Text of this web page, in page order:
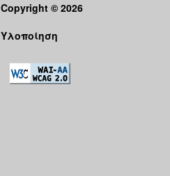
Copyright © 2026
Υλοποίηση